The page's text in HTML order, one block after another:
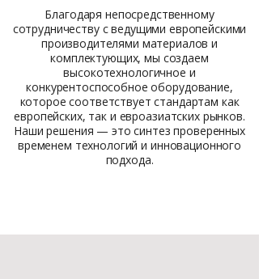
Благодаря непосредственному
сотрудничеству с ведущими европейскими
производителями материалов и
комплектующих, мы создаем
высокотехнологичное и
конкурентоспособное оборудование,
которое соответствует стандартам как
европейских, так и евроазиатских рынков.
Наши решения — это синтез проверенных
временем технологий и инновационного
подхода.